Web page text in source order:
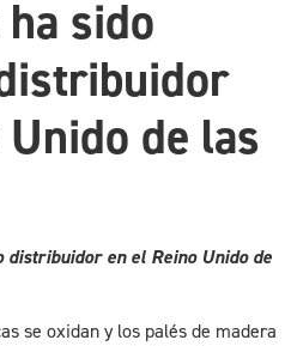
sido
de las
distribuidor en el Reino Unido de
se oxidan y los palés de madera